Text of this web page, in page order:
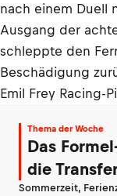
nach einem Duell
Ausgang der
schleppte den
Beschädigung
Emil Frey Racing-
Thema der Woche
Das
die
Sommerzeit,